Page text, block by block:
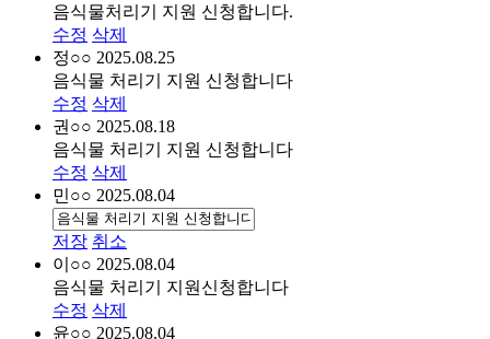
음식물처리기 지원 신청합니다.
수정 삭제
정○○ 2025.08.25
음식물 처리기 지원 신청합니다
수정 삭제
권○○ 2025.08.18
음식물 처리기 지원 신청합니다
수정 삭제
민○○ 2025.08.04
저장 취소
이○○ 2025.08.04
음식물 처리기 지원신청합니다
수정 삭제
윤○○ 2025.08.04